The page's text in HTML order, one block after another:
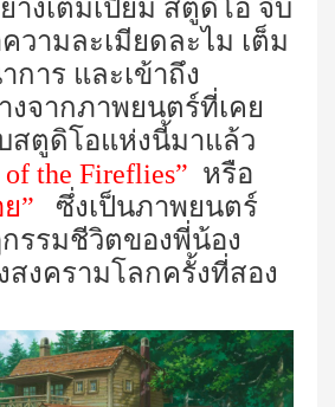
างเต็มเปี่ยม สตูดิโอ จิบ
วามละเมียดละไม เต็ม
การ และเข้าถึง
จากภาพยนตร์ที่เคย
สตูดิโอแห่งนี้มาแล้ว
of the Fireflies” หรือ
” ซึ่งเป็นภาพยนตร์
รรมชีวิตของพี่น้อง
สงครามโลกครั้งที่สอง